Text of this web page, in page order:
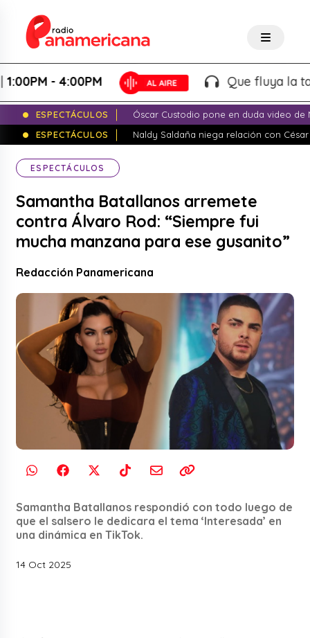
- 4:00PM Que fluya la tarde!
ESPECTÁCULOS
Óscar Custodio pone en duda video de
ESPECTÁCULOS
Naldy Saldaña niega relación con
ESPECTÁCULOS
Samantha Batallanos arremete
contra Álvaro Rod: “Siempre fui
mucha manzana para ese gusanito”
Redacción Panamericana
Samantha Batallanos respondió con todo luego de
que el salsero le dedicara el tema ‘Interesada’ en
una dinámica en TikTok.
14 Oct 2025